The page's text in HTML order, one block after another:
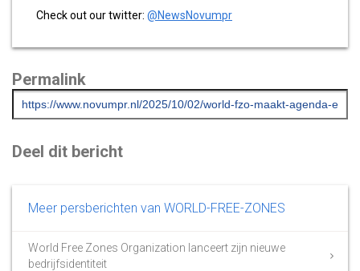
Check out our twitter: @NewsNovumpr
Permalink
Deel dit bericht
Meer persberichten van WORLD-FREE-ZONES
World Free Zones Organization lanceert zijn nieuwe
bedrijfsidentiteit